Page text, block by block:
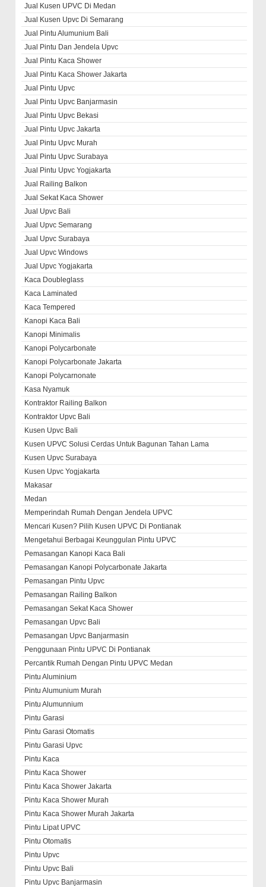
Jual Kusen UPVC Di Medan
Jual Kusen Upvc Di Semarang
Jual Pintu Alumunium Bali
Jual Pintu Dan Jendela Upvc
Jual Pintu Kaca Shower
Jual Pintu Kaca Shower Jakarta
Jual Pintu Upvc
Jual Pintu Upvc Banjarmasin
Jual Pintu Upvc Bekasi
Jual Pintu Upvc Jakarta
Jual Pintu Upvc Murah
Jual Pintu Upvc Surabaya
Jual Pintu Upvc Yogjakarta
Jual Railing Balkon
Jual Sekat Kaca Shower
Jual Upvc Bali
Jual Upvc Semarang
Jual Upvc Surabaya
Jual Upvc Windows
Jual Upvc Yogjakarta
Kaca Doubleglass
Kaca Laminated
Kaca Tempered
Kanopi Kaca Bali
Kanopi Minimalis
Kanopi Polycarbonate
Kanopi Polycarbonate Jakarta
Kanopi Polycarnonate
Kasa Nyamuk
Kontraktor Railing Balkon
Kontraktor Upvc Bali
Kusen Upvc Bali
Kusen UPVC Solusi Cerdas Untuk Bagunan Tahan Lama
Kusen Upvc Surabaya
Kusen Upvc Yogjakarta
Makasar
Medan
Memperindah Rumah Dengan Jendela UPVC
Mencari Kusen? Pilih Kusen UPVC Di Pontianak
Mengetahui Berbagai Keunggulan Pintu UPVC
Pemasangan Kanopi Kaca Bali
Pemasangan Kanopi Polycarbonate Jakarta
Pemasangan Pintu Upvc
Pemasangan Railing Balkon
Pemasangan Sekat Kaca Shower
Pemasangan Upvc Bali
Pemasangan Upvc Banjarmasin
Penggunaan Pintu UPVC Di Pontianak
Percantik Rumah Dengan Pintu UPVC Medan
Pintu Aluminium
Pintu Alumunium Murah
Pintu Alumunnium
Pintu Garasi
Pintu Garasi Otomatis
Pintu Garasi Upvc
Pintu Kaca
Pintu Kaca Shower
Pintu Kaca Shower Jakarta
Pintu Kaca Shower Murah
Pintu Kaca Shower Murah Jakarta
Pintu Lipat UPVC
Pintu Otomatis
Pintu Upvc
Pintu Upvc Bali
Pintu Upvc Banjarmasin